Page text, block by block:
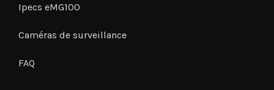
Ipecs eMG100
Caméras de surveillance
FAQ